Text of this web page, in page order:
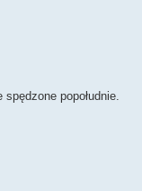
popołudnie.